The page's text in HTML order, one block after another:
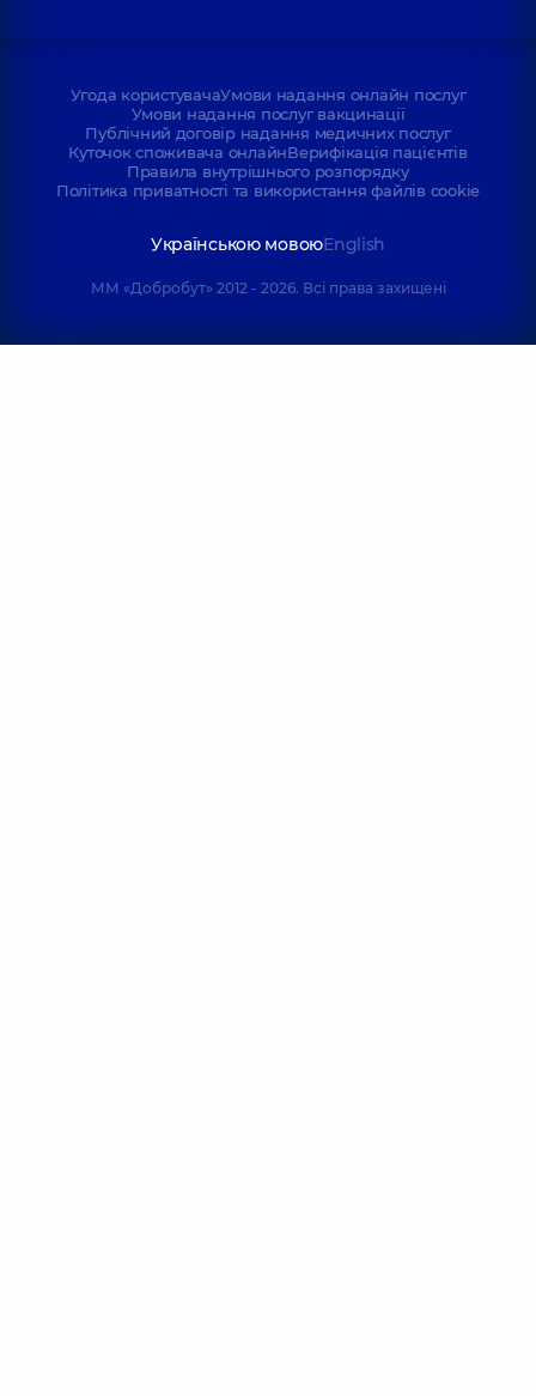
Угода користувачаУмови надання онлайн послуг
Умови надання послуг вакцинації
Публічний договір надання медичних послуг
Куточок споживача онлайнВерифікація пацієнтів
Правила внутрішнього розпорядку
Політика приватності та використання файлів cookie
Українською мовоюEnglish
ММ «Добробут» 2012 - 2026. Всі права захищені